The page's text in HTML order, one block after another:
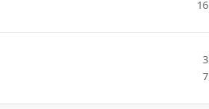
16
3
7